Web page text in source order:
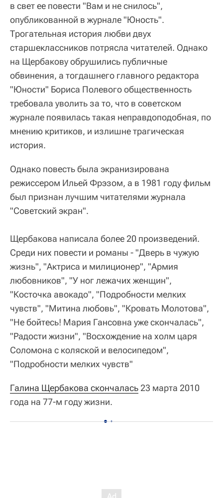
в свет ее повести "Вам и не снилось",
опубликованной в журнале "Юность".
Трогательная история любви двух
старшеклассников потрясла читателей. Однако
на Щербакову обрушились публичные
обвинения, а тогдашнего главного редактора
"Юности" Бориса Полевого общественность
требовала уволить за то, что в советском
журнале появилась такая неправдоподобная, по
мнению критиков, и излишне трагическая
история.
Однако повесть была экранизирована
режиссером Ильей Фрэзом, а в 1981 году фильм
был признан лучшим читателями журнала
"Советский экран".
Щербакова написала более 20 произведений.
Среди них повести и романы - "Дверь в чужую
жизнь", "Актриса и милиционер", "Армия
любовников", "У ног лежачих женщин",
"Косточка авокадо", "Подробности мелких
чувств", "Митина любовь", "Кровать Молотова",
"Не бойтесь! Мария Гансовна уже скончалась",
"Радости жизни", "Восхождение на холм царя
Соломона с коляской и велосипедом",
"Подробности мелких чувств"
Галина Щербакова скончалась 23 марта 2010
года на 77-м году жизни.